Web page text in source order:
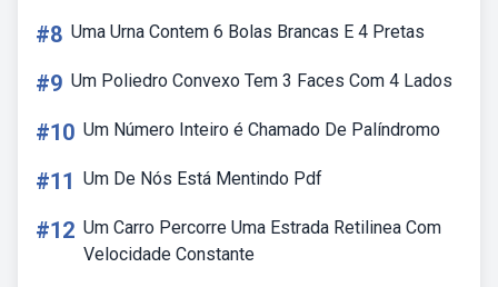
#8 Uma Urna Contem 6 Bolas Brancas E 4 Pretas
#9 Um Poliedro Convexo Tem 3 Faces Com 4 Lados
#10 Um Número Inteiro é Chamado De Palíndromo
#11 Um De Nós Está Mentindo Pdf
#12 Um Carro Percorre Uma Estrada Retilinea Com
Velocidade Constante